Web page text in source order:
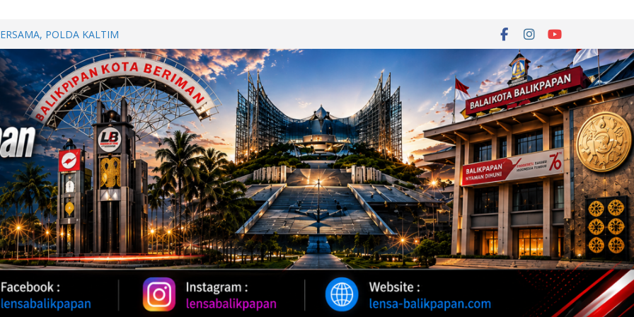
Melalui Silaturahmi dan
POLDA KALTIM
KEBUGARAN PERSONEL
Provinsi Jawa Tengah Jajaki
Oil 2026, Kapolda Kaltim
Karhutla
DI JALAN PATTIMURA
WARGA MINTA SEGERA